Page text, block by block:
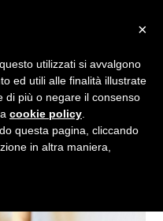
MELE: LA
×
utilizzati si avvalgono
ed utili alle finalità illustrate
di più o negare il consenso
cookie policy
questa pagina, cliccando
in altra maniera,